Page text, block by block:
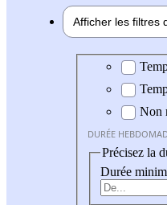
Afficher les filtres
Durée
Non
DURÉE
Précisez la
Durée